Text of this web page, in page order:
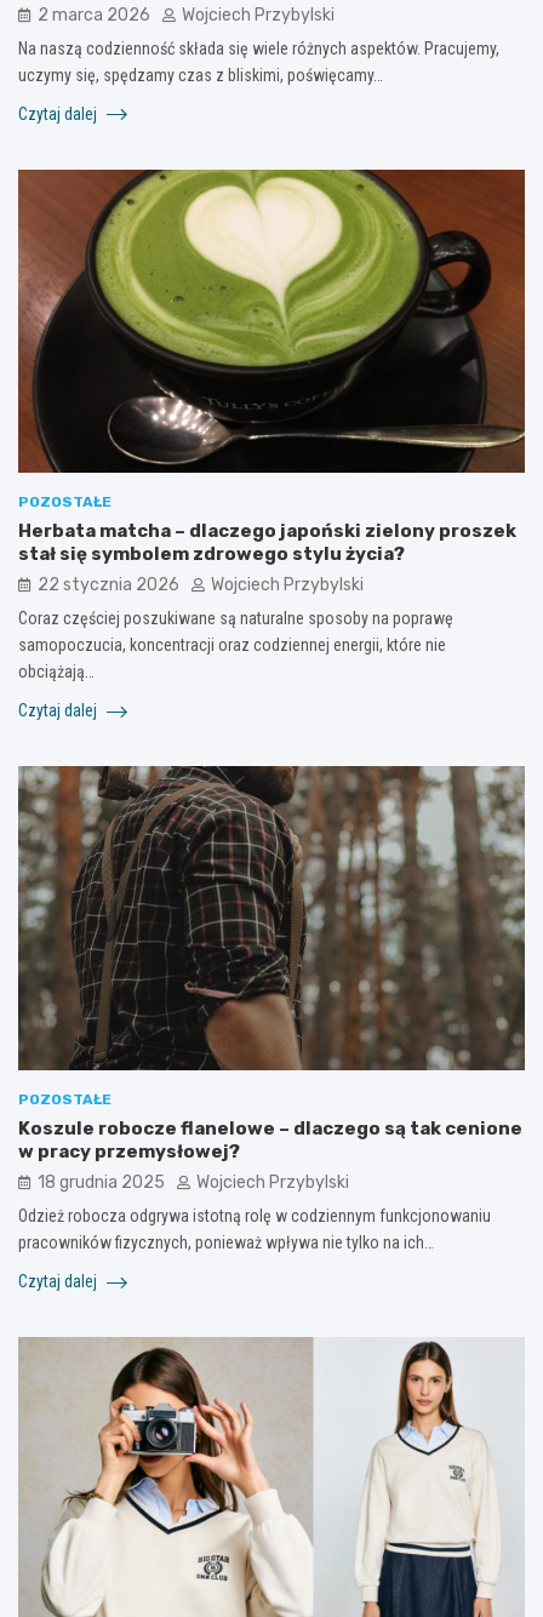
2 marca 2026 Wojciech Przybylski
Na naszą codzienność składa się wiele różnych aspektów. Pracujemy,
uczymy się, spędzamy czas z bliskimi, poświęcamy…
Czytaj dalej
POZOSTAŁE
Herbata matcha – dlaczego japoński zielony proszek
stał się symbolem zdrowego stylu życia?
22 stycznia 2026 Wojciech Przybylski
Coraz częściej poszukiwane są naturalne sposoby na poprawę
samopoczucia, koncentracji oraz codziennej energii, które nie
obciążają…
Czytaj dalej
POZOSTAŁE
Koszule robocze flanelowe – dlaczego są tak cenione
w pracy przemysłowej?
18 grudnia 2025 Wojciech Przybylski
Odzież robocza odgrywa istotną rolę w codziennym funkcjonowaniu
pracowników fizycznych, ponieważ wpływa nie tylko na ich…
Czytaj dalej